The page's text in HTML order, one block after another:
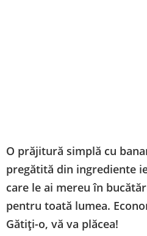
O prăjitură simplă cu
pregătită din ingrediente
care le ai mereu în
pentru toată lumea.
Gătiți-o, vă va plăcea!